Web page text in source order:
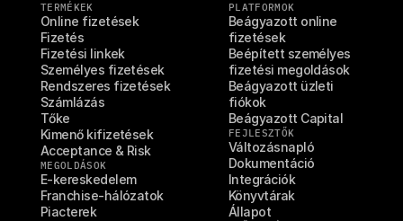
TERMÉKEK
Online fizetések
Fizetés
Fizetési linkek
Személyes fizetések
Rendszeres fizetések
Számlázás
Tőke
Kimenő kifizetések
Acceptance & Risk
MEGOLDÁSOK
E-kereskedelem
Franchise-hálózatok
Piacterek
PLATFORMOK
Beágyazott online
fizetések
Beépített személyes
fizetési megoldások
Beágyazott üzleti
fiókok
Beágyazott Capital
FEJLESZTŐK
Változásnapló
Dokumentáció
Integrációk
Könyvtárak
Állapot